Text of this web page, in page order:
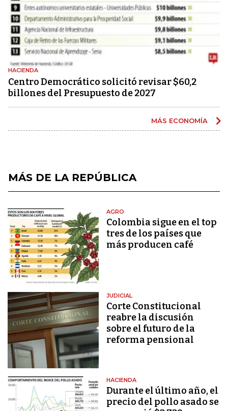
HACIENDA
Centro Democrático solicitó revisar $60,2
billones del Presupuesto de 2027
MÁS ECONOMÍA
MÁS DE LA REPÚBLICA
AGRO
Colombia sigue en el top
tres de los países que
más producen café
JUDICIAL
Corte Constitucional
reabre la discusión
sobre el futuro de la
reforma pensional
HACIENDA
Durante el último año, el
precio del pollo asado se